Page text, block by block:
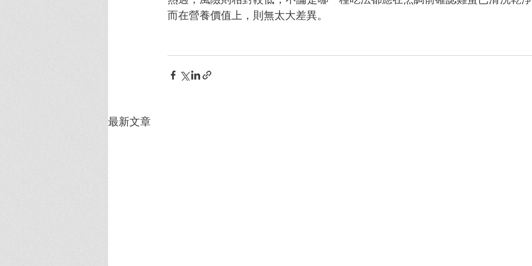
而在營養價值上，則無太大差異。
最新文章